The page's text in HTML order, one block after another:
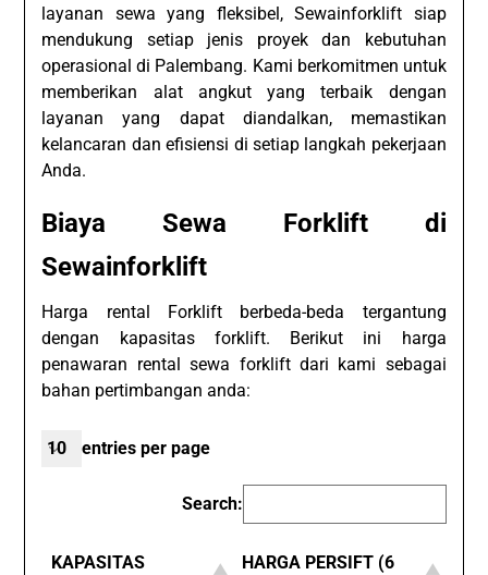
layanan sewa yang fleksibel, Sewainforklift siap
mendukung setiap jenis proyek dan kebutuhan
operasional di Palembang. Kami berkomitmen untuk
memberikan alat angkut yang terbaik dengan
layanan yang dapat diandalkan, memastikan
kelancaran dan efisiensi di setiap langkah pekerjaan
Anda.
Biaya Sewa Forklift di
Sewainforklift
Harga rental Forklift berbeda-beda tergantung
dengan kapasitas forklift. Berikut ini harga
penawaran rental sewa forklift dari kami sebagai
bahan pertimbangan anda:
entries per page
Search:
KAPASITAS
HARGA PERSIFT (6